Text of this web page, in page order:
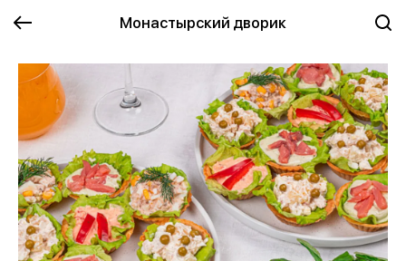
Монастырский дворик